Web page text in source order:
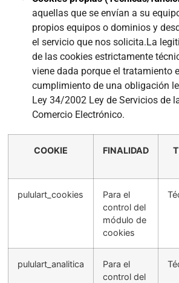
aquellas que se envían a su
propios equipos o dominios y
el servicio que nos solicita.La
de las cookies estrictamente
viene dada porque el tratamiento
cumplimiento de una obligación
Ley 34/2002 Ley de Servicios de
Comercio Electrónico.
COOKIE FINALIDAD
pululart_cookies
Para el
control del
módulo de
cookies
pululart_analitica
Para el
control del